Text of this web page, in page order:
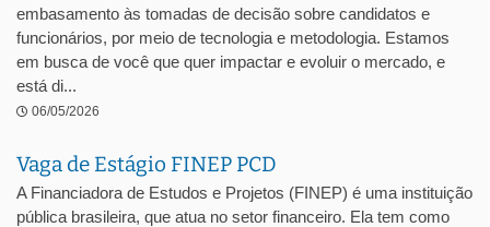
embasamento às tomadas de decisão sobre candidatos e
funcionários, por meio de tecnologia e metodologia. Estamos
em busca de você que quer impactar e evoluir o mercado, e
está di...
06/05/2026
Vaga de Estágio FINEP PCD
A Financiadora de Estudos e Projetos (FINEP) é uma instituição
pública brasileira, que atua no setor financeiro. Ela tem como